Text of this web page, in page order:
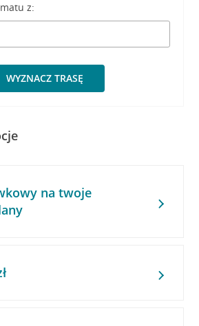
z:
WYZNACZ TRASĘ
na twoje